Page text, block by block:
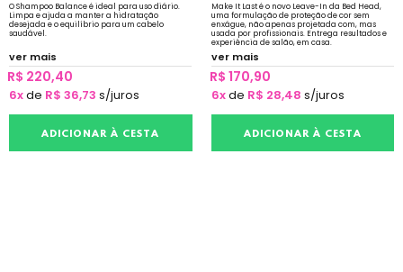
O Shampoo Balance é ideal para uso diário.
Limpa e ajuda a manter a hidratação
desejada e o equilíbrio para um cabelo
saudável.
ver mais
R$ 220,40
6xde R$ 36,73 s/juros
ADICIONAR À CESTA
Make It Last é o novo Leave-In da Bed Head,
uma formulação de proteção de cor sem
enxágue, não apenas projetada com, mas
usada por profissionais. Entrega resultados e
experiência de salão, em casa.
ver mais
R$ 170,90
6xde R$ 28,48 s/juros
ADICIONAR À CESTA